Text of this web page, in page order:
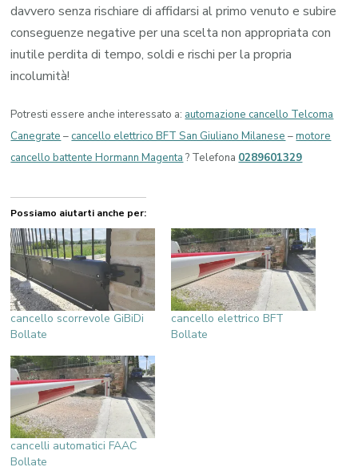
davvero senza rischiare di affidarsi al primo venuto e subire
conseguenze negative per una scelta non appropriata con
inutile perdita di tempo, soldi e rischi per la propria
incolumità!
Potresti essere anche interessato a: automazione cancello Telcoma
Canegrate –cancello elettrico BFT San Giuliano Milanese –motore
cancello battente Hormann Magenta ? Telefona 0289601329
Possiamo aiutarti anche per:
cancello scorrevole GiBiDi
Bollate
cancello elettrico BFT
Bollate
cancelli automatici FAAC
Bollate